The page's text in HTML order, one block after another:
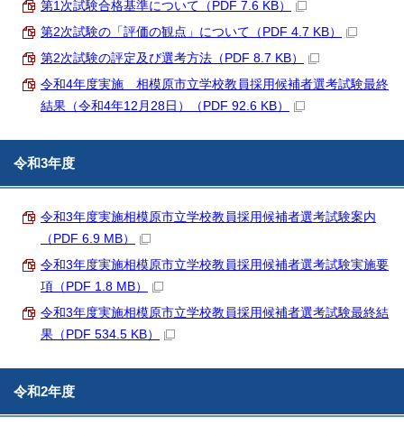
第1次試験合格基準について（PDF 7.6 KB）
第2次試験の「評価の観点」について（PDF 4.7 KB）
第2次試験の評定及び選考方法（PDF 8.7 KB）
令和4年度実施 相模原市立学校教員採用候補者選考試験最終
結果（令和4年12月28日）（PDF 92.6 KB）
令和3年度
令和3年度実施相模原市立学校教員採用候補者選考試験案内
（PDF 6.9 MB）
令和3年度実施相模原市立学校教員採用候補者選考試験実施要
項（PDF 1.8 MB）
令和3年度実施相模原市立学校教員採用候補者選考試験最終結
果（PDF 534.5 KB）
令和2年度